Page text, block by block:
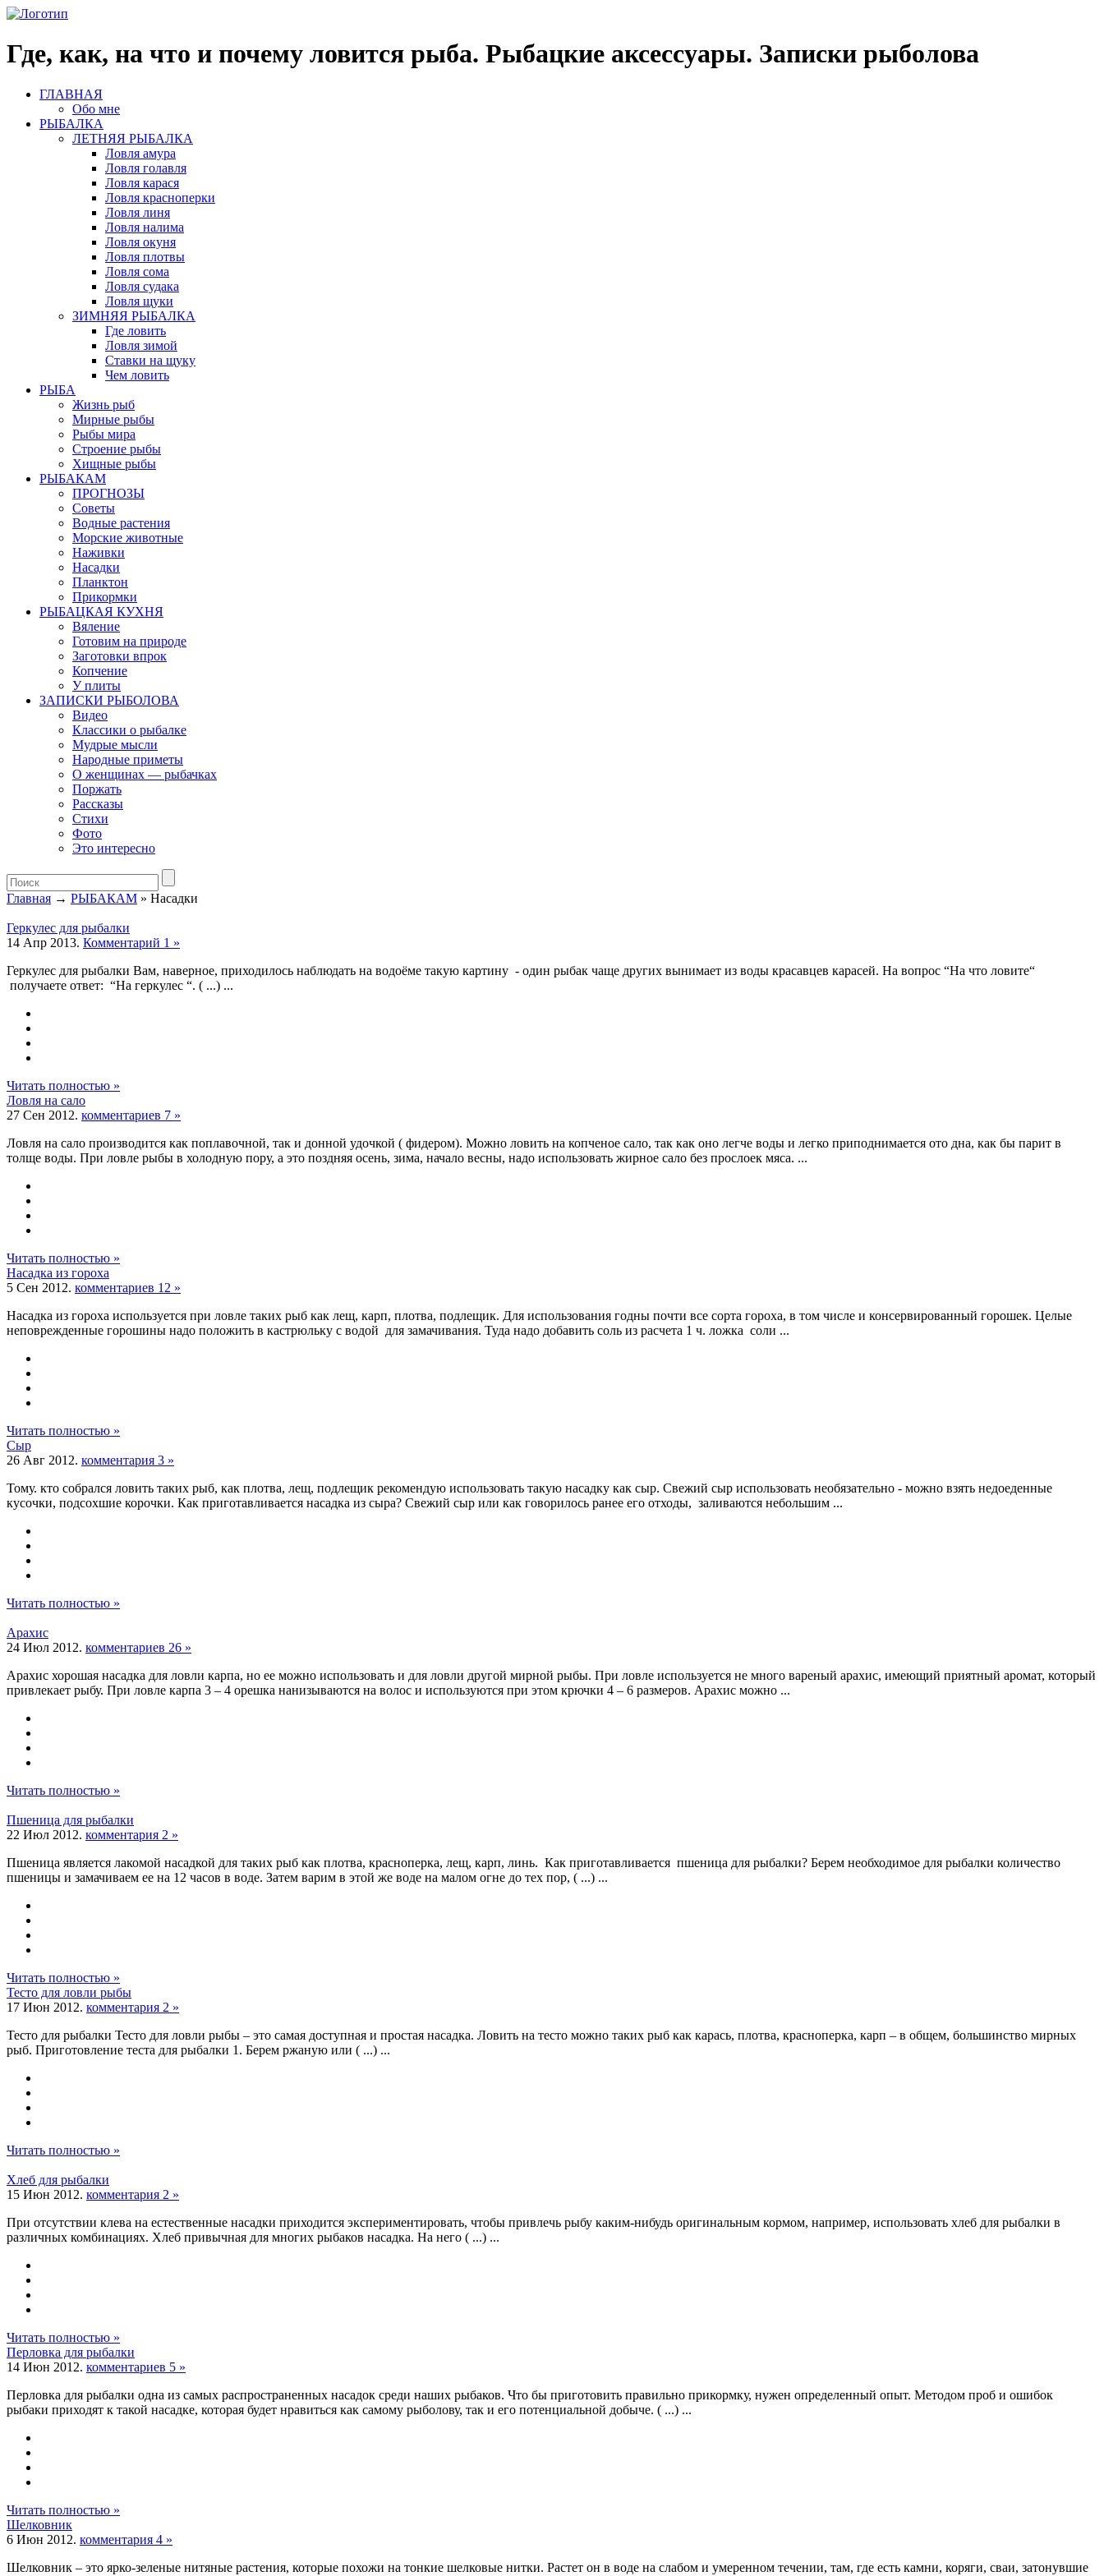
Где, как, на что и почему ловится рыба. Рыбацкие аксессуары. Записки рыболова
ГЛАВНАЯ
Обо мне
РЫБАЛКА
ЛЕТНЯЯ РЫБАЛКА
Ловля амура
Ловля голавля
Ловля карася
Ловля красноперки
Ловля линя
Ловля налима
Ловля окуня
Ловля плотвы
Ловля сома
Ловля судака
Ловля щуки
ЗИМНЯЯ РЫБАЛКА
Где ловить
Ловля зимой
Ставки на щуку
Чем ловить
РЫБА
Жизнь рыб
Мирные рыбы
Рыбы мира
Строение рыбы
Хищные рыбы
РЫБАКАМ
ПРОГНОЗЫ
Советы
Водные растения
Морские животные
Наживки
Насадки
Планктон
Прикормки
РЫБАЦКАЯ КУХНЯ
Вяление
Готовим на природе
Заготовки впрок
Копчение
У плиты
ЗАПИСКИ РЫБОЛОВА
Видео
Классики о рыбалке
Мудрые мысли
Народные приметы
О женщинах — рыбачках
Поржать
Рассказы
Стихи
Фото
Это интересно
Главная → РЫБАКАМ » Насадки
Геркулес для рыбалки
14 Апр 2013. Комментарий 1 »
Геркулес для рыбалки Вам, наверное, приходилось наблюдать на водоёме такую картину - один рыбак чаще других вынимает из воды красавцев карасей. На вопрос “На что ловите“
получаете ответ: “На геркулес “. ( ...) ...
Читать полностью »
Ловля на сало
27 Сен 2012. комментариев 7 »
Ловля на сало производится как поплавочной, так и донной удочкой ( фидером). Можно ловить на копченое сало, так как оно легче воды и легко приподнимается ото дна, как бы парит в
толще воды. При ловле рыбы в холодную пору, а это поздняя осень, зима, начало весны, надо использовать жирное сало без прослоек мяса. ...
Читать полностью »
Насадка из гороха
5 Сен 2012. комментариев 12 »
Насадка из гороха используется при ловле таких рыб как лещ, карп, плотва, подлещик. Для использования годны почти все сорта гороха, в том числе и консервированный горошек. Целые
неповрежденные горошины надо положить в кастрюльку с водой для замачивания. Туда надо добавить соль из расчета 1 ч. ложка соли ...
Читать полностью »
Сыр
26 Авг 2012. комментария 3 »
Тому. кто собрался ловить таких рыб, как плотва, лещ, подлещик рекомендую использовать такую насадку как сыр. Свежий сыр использовать необязательно - можно взять недоеденные
кусочки, подсохшие корочки. Как приготавливается насадка из сыра? Свежий сыр или как говорилось ранее его отходы, заливаются небольшим ...
Читать полностью »
Арахис
24 Июл 2012. комментариев 26 »
Арахис хорошая насадка для ловли карпа, но ее можно использовать и для ловли другой мирной рыбы. При ловле используется не много вареный арахис, имеющий приятный аромат, который
привлекает рыбу. При ловле карпа 3 – 4 орешка нанизываются на волос и используются при этом крючки 4 – 6 размеров. Арахис можно ...
Читать полностью »
Пшеница для рыбалки
22 Июл 2012. комментария 2 »
Пшеница является лакомой насадкой для таких рыб как плотва, красноперка, лещ, карп, линь. Как приготавливается пшеница для рыбалки? Берем необходимое для рыбалки количество
пшеницы и замачиваем ее на 12 часов в воде. Затем варим в этой же воде на малом огне до тех пор, ( ...) ...
Читать полностью »
Тесто для ловли рыбы
17 Июн 2012. комментария 2 »
Тесто для рыбалки Тесто для ловли рыбы – это самая доступная и простая насадка. Ловить на тесто можно таких рыб как карась, плотва, красноперка, карп – в общем, большинство мирных
рыб. Приготовление теста для рыбалки 1. Берем ржаную или ( ...) ...
Читать полностью »
Хлеб для рыбалки
15 Июн 2012. комментария 2 »
При отсутствии клева на естественные насадки приходится экспериментировать, чтобы привлечь рыбу каким-нибудь оригинальным кормом, например, использовать хлеб для рыбалки в
различных комбинациях. Хлеб привычная для многих рыбаков насадка. На него ( ...) ...
Читать полностью »
Перловка для рыбалки
14 Июн 2012. комментариев 5 »
Перловка для рыбалки одна из самых распространенных насадок среди наших рыбаков. Что бы приготовить правильно прикормку, нужен определенный опыт. Методом проб и ошибок
рыбаки приходят к такой насадке, которая будет нравиться как самому рыболову, так и его потенциальной добыче. ( ...) ...
Читать полностью »
Шелковник
6 Июн 2012. комментария 4 »
Шелковник – это ярко-зеленые нитяные растения, которые похожи на тонкие шелковые нитки. Растет он в воде на слабом и умеренном течении, там, где есть камни, коряги, сваи, затонувшие